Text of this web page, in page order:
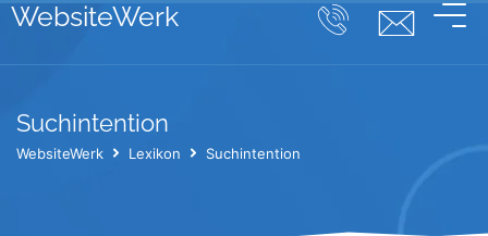
WebsiteWerk
Suchintention
WebsiteWerk Lexikon Suchintention